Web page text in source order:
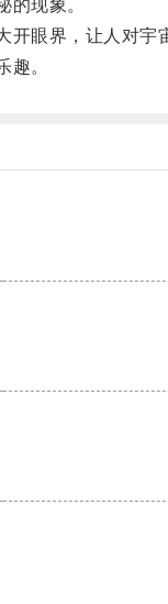
现象。
眼界，让人对宇
。